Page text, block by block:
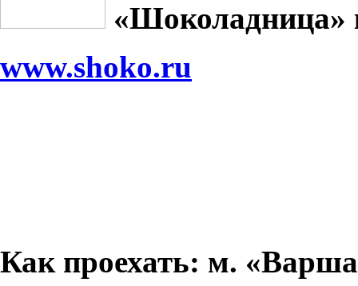
«Шоколадница»
www.shoko.ru
Как проехать: м.